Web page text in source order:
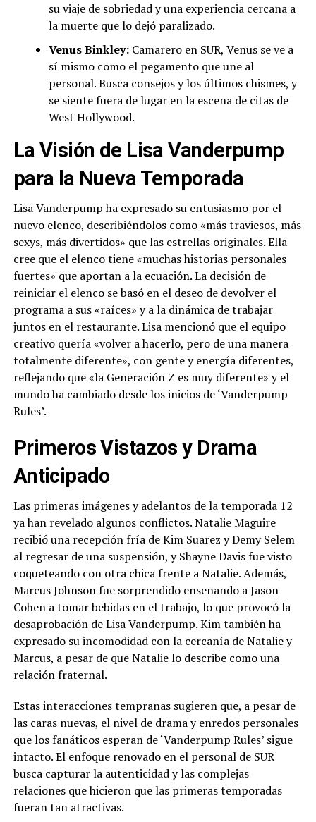
su viaje de sobriedad y una experiencia cercana a
la muerte que lo dejó paralizado.
Venus Binkley:Camarero en SUR, Venus se ve a
sí mismo como el pegamento que une al
personal. Busca consejos y los últimos chismes, y
se siente fuera de lugar en la escena de citas de
West Hollywood.
La Visión de Lisa Vanderpump
para la Nueva Temporada
Lisa Vanderpump ha expresado su entusiasmo por el
nuevo elenco, describiéndolos como «más traviesos, más
sexys, más divertidos» que las estrellas originales. Ella
cree que el elenco tiene «muchas historias personales
fuertes» que aportan a la ecuación. La decisión de
reiniciar el elenco se basó en el deseo de devolver el
programa a sus «raíces» y a la dinámica de trabajar
juntos en el restaurante. Lisa mencionó que el equipo
creativo quería «volver a hacerlo, pero de una manera
totalmente diferente», con gente y energía diferentes,
reflejando que «la Generación Z es muy diferente» y el
mundo ha cambiado desde los inicios de ‘Vanderpump
Rules’.
Primeros Vistazos y Drama
Anticipado
Las primeras imágenes y adelantos de la temporada 12
ya han revelado algunos conflictos. Natalie Maguire
recibió una recepción fría de Kim Suarez y Demy Selem
al regresar de una suspensión, y Shayne Davis fue visto
coqueteando con otra chica frente a Natalie. Además,
Marcus Johnson fue sorprendido enseñando a Jason
Cohen a tomar bebidas en el trabajo, lo que provocó la
desaprobación de Lisa Vanderpump. Kim también ha
expresado su incomodidad con la cercanía de Natalie y
Marcus, a pesar de que Natalie lo describe como una
relación fraternal.
Estas interacciones tempranas sugieren que, a pesar de
las caras nuevas, el nivel de drama y enredos personales
que los fanáticos esperan de ‘Vanderpump Rules’ sigue
intacto. El enfoque renovado en el personal de SUR
busca capturar la autenticidad y las complejas
relaciones que hicieron que las primeras temporadas
fueran tan atractivas.